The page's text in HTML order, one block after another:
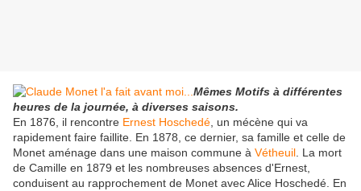
Mêmes Motifs à différentes
heures de la journée, à diverses saisons.
En 1876, il rencontre Ernest Hoschedé , un mécène qui va
rapidement faire faillite. En 1878, ce dernier, sa famille et celle de
Monet aménage dans une maison commune à Vétheuil . La mort
de Camille en 1879 et les nombreuses absences d'Ernest,
conduisent au rapprochement de Monet avec Alice Hoschedé. En